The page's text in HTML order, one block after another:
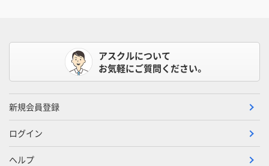
アスクルについて
お気軽にご質問ください。
新規会員登録
ログイン
ヘルプ